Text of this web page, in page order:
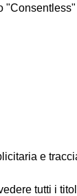
e
tutti i